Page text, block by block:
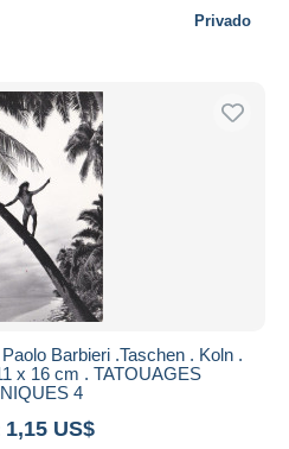
Privado
Barbieri .Taschen . Koln .
x 16 cm . TATOUAGES
4
1,15 US$